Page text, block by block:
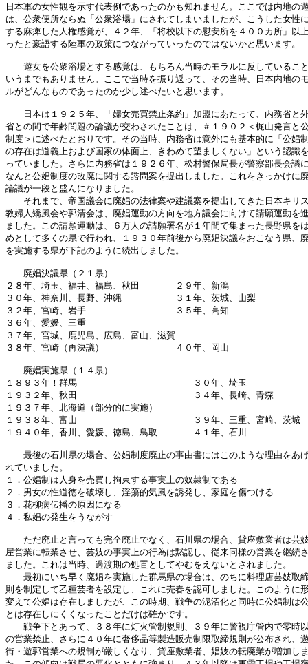
日本軍の女性観を示す代表例であったのかも知れません。ここでは内地の
は、公衆便所ならぬ「公衆浴場」にされてしまいましたが、こうした女性
する麻痺した人権感覚が、４２年、「将校以下の慰安所を４００カ所」以
ったと豪語する陸軍の政策につながっていったのではないかと思います。
遊女を公衆浴場とする感覚は、もちろん当時のモラルに反しているこ
いうまでもありません。ここで当時を振り返って、その当時、日本内地の
ルがどんなものであったのか少し述べたいと思います。
日本は１９２５年、「婦女売買禁止条約」加盟にあたって、内務省と
省との間で年齢問題の論議が交わされたことは、＃１９０２＜梶山発言と
制度＞に述べたとおりです。その当時、内務省は意外にも基本的に「公娼
の存在は道義上および国家の体面上、きわめて望ましくない」という認識
っていました。さらに内務省は１９２６年、松村警保局長が警察部長会議
なんと公娼制度の改廃に関する諮問案を提出しました。これをきっかけに
論議が一段と盛んになりました。
それまで、帝国議会に廃娼の法律案や建議案を提出してきた日本キリ
教婦人矯風会や郭清会は、廃娼運動の方向を地方議会に向けて請願運動を
ました。この請願運動は、６万人の請願署名が１年間で集まった長野県を
めとして多くの県で行われ、１９３０年前後から廃娼決議をおこなう県、
を実施する県が下記のように続出しました。
廃娼決議県（２１県）
２８年、埼玉、福井、福島、秋田　　　　２９年、新潟
３０年、神奈川、長野、沖縄　　　　　　３１年、茨城、山梨
３２年、宮崎、岩手　　　　　　　　　　３５年、高知
３６年、愛媛、三重
３７年、宮城、鹿児島、広島、富山、滋賀
３８年、宮崎（再決議）　　　　　　　　４０年、岡山
廃娼実施県（１４県）
１８９３年！群馬　　　　　　　　　　　　　３０年、埼玉
１９３２年、秋田　　　　　　　　　　　　　３４年、長崎、青森
１９３７年、北海道（部分的に実施）
１９３８年、富山　　　　　　　　　　　　　３９年、三重、宮崎、茨城
１９４０年、香川、愛媛、徳島、鳥取　　　　４１年、石川
最後の石川県の場合、公娼制度廃止の事由書にはこのような理由をあ
れていました。
１．公娼制は人身を売買し拘束する事実上の奴隷制である
２．男女の性道徳を破壊し、淫蕩的気風を誘発し、家庭を傷つける
３．花柳病伝播の原因になる
４．私娼の発生をうながす
ただ廃止と言っても完全廃止でなく、石川県の場合、貸座敷業者は芸
屋営業に転業させ、芸妓の事実上の行為は黙認し、従来同様の営業を継続
ました。これは当時、過渡期の処置としてやむをえないとされました。
最初にいち早く廃娼を実施した群馬県の場合は、のちに料理店芸妓取
則を制定して乙種芸者を設定し、これに売春を認可しました。このように
変えて公娼は存在しましたが、この時期、戦争の泥沼化と同時に公娼制は
とは存在しにくくなったことだけは確かです。
戦争下とあって、３８年に灯火管制規則、３９年に警視庁管内で零時
の営業禁止、さらに４０年に奢侈品等製造販売制限取締規則が公布され、
街・遊郭営業への規制が厳しくなり、貸座敷業者、娼妓の転廃業が増加し